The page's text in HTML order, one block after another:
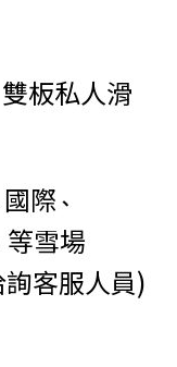
雙板私人滑
國際 、
雪場
服人員)